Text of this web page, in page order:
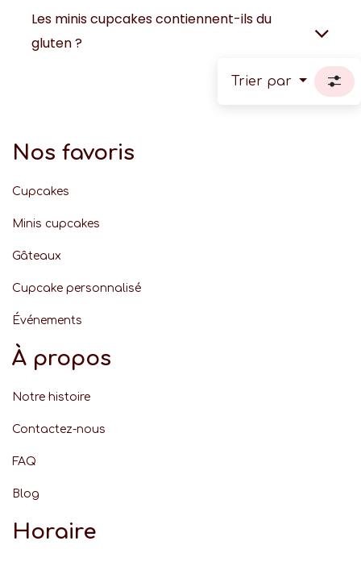
Les minis cupcakes contiennent-ils du
gluten ?
Trier par
Nos favoris
Cupcakes
Minis cupcakes
Gâteaux
Cupcake personnalisé
Événements
À propos
Notre histoire
Contactez-nous
FAQ
Blog
Horaire